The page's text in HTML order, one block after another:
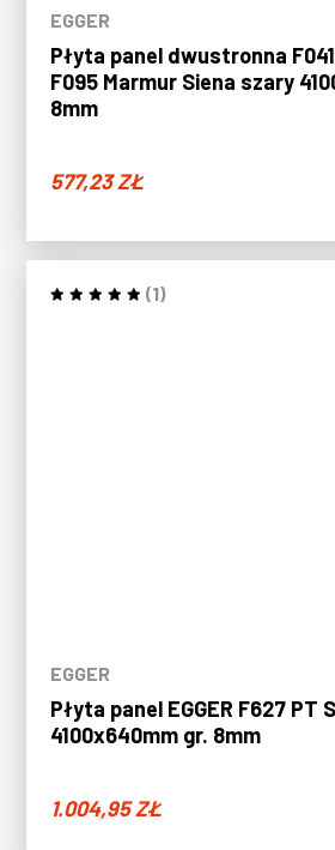
EGGER
Płyta panel dwustronna
F095 Marmur Siena szary
8mm
577,23ZŁ
(1)
EGGER
Płyta panel EGGER F627 PT
4100x640mm gr. 8mm
1.004,95ZŁ